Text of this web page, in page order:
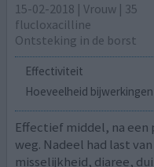
15-02-2018 | Vrouw | 35
flucloxacilline
Ontsteking in de borst
Effectiviteit
Hoeveelheid bijwerkingen
Effectief middel, na een
weg. Nadeel had last
misselijkheid, diaree,